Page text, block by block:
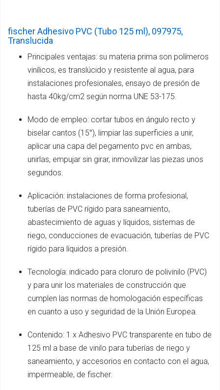
fischer Adhesivo PVC (Tubo 125 ml), 097975,
Translucida
Principales ventajas: su materia prima son polímeros
vinílicos, es translúcido y resistente al agua, para
instalaciones profesionales, ensayo de presión de
hasta 40kg/cm2 según norma UNE 53-175.
Modo de empleo: cortar tubos en ángulo recto y
biselar cantos (15°), limpiar las superficies a unir,
aplicar una capa del pegamento pvc en ambas,
unirlas, empujar sin girar, inmovilizar las piezas unos
segundos.
Aplicación: instalaciones de forma profesional,
tuberías de PVC rígido para saneamiento,
abastecimiento de aguas y líquidos, sistemas de
riego, conducciones de evacuación, tuberías de PVC
rígido para líquidos a presión.
Tecnología: indicado para cloruro de polivinilo (PVC)
y para unir los materiales de construcción que
cumplen las normas de homologación específicas
en cuanto a uso y seguridad de la Unión Europea.
Contenido: 1 x Adhesivo PVC transparente en tubo de
125 ml a base de vinilo para tuberías de riego y
saneamiento, y accesorios en contacto con el agua,
impermeable, de fischer.